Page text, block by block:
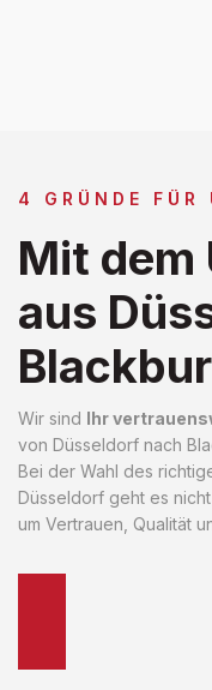
4 GRÜNDE FÜR
Mit dem
aus
Wir sind Ihr
von Düsseldorf nach
Bei der Wahl des
Düsseldorf geht es
um Vertrauen, Qualität